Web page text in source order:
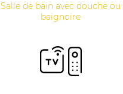
Salle de bain avec douche ou
baignoire